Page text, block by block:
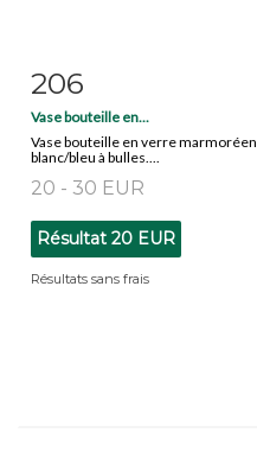
Fiche détaillée
206
Vase bouteille en...
Vase bouteille en verre marmoréen
blanc/bleu à bulles....
20 - 30 EUR
Résultat 20 EUR
Résultats sans frais